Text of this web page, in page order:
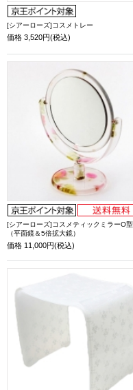
[シアーローズ]コスメトレー
価格 3,520円(税込)
[シアーローズ]コスメティックミラーO型
（平面鏡＆5倍拡大鏡）
価格 11,000円(税込)